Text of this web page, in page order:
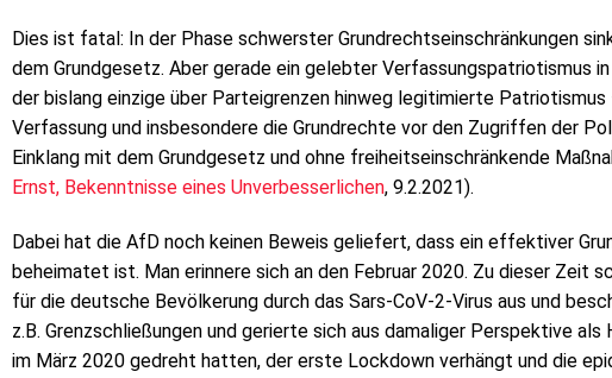
Dies ist fatal: In der Phase schwerster Grundrechtseinschränkungen
dem Grundgesetz. Aber gerade ein gelebter Verfassungspatriotismus
der bislang einzige über Parteigrenzen hinweg legitimierte
Verfassung und insbesondere die Grundrechte vor den Zugriffen der
Einklang mit dem Grundgesetz und ohne freiheitseinschränkende
Ernst, Bekenntnisse eines Unverbesserlichen, 9.2.2021).
Dabei hat die AfD noch keinen Beweis geliefert, dass ein effektiver
beheimatet ist. Man erinnere sich an den Februar 2020. Zu dieser Zeit
für die deutsche Bevölkerung durch das Sars-CoV-2-Virus aus und
z.B. Grenzschließungen und gerierte sich aus damaliger Perspektive
im März 2020 gedreht hatten, der erste Lockdown verhängt und die